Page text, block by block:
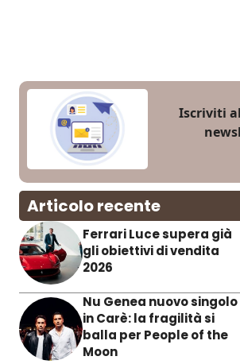
Iscriviti
Articolo recente
Ferrari Luce supera già
gli obiettivi di vendita
2026
Nu Genea nuovo singolo
in Carè: la fragilità si
balla per People of the
Moon